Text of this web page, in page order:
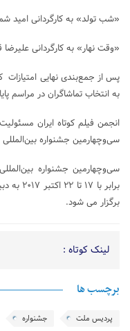
«شب تولد» به کارگردانی امید
«وقت نهار» به کارگردانی
به انتخاب تماشاگران در مراسم
انجمن فیلم کوتاه ایران
سی‌وچهارمین جشنواره بین‌المللی
برابر
برگزار می شود.
لینک کوتاه :
برچسب ها
پردیس ملت جشنواره